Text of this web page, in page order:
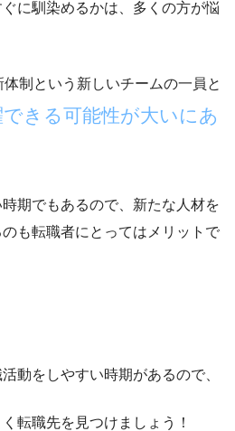
に馴染めるかは、多くの方が悩
制という新しいチームの一員と
きる可能性が大いにあ
期でもあるので、新たな人材を
も転職者にとってはメリットで
動をしやすい時期があるので、
転職先を見つけましょう！